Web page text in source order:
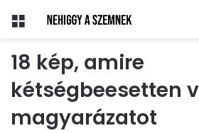
Menü
18 kép, amire
kétségbeesetten
magyarázatot